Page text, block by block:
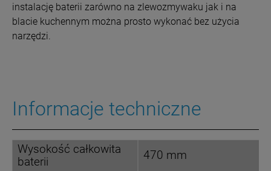
instalację baterii zarówno na zlewozmywaku jak i na
blacie kuchennym można prosto wykonać bez użycia
narzędzi.
Informacje techniczne
Wysokość całkowita
baterii
470 mm